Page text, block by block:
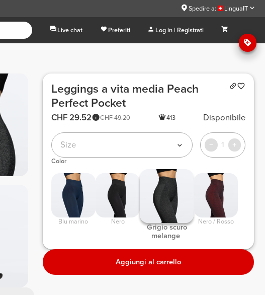
Spedire a: LinguaIT
Live chat Preferiti Log in | Registrati
Leggings a vita media Peach
Perfect Pocket
CHF 49.20
CHF 29.52 413 Disponibile
Size 1
Color
Blu marino Nero
Grigio scuro
melange
Nero / Rosso
Aggiungi al carrello